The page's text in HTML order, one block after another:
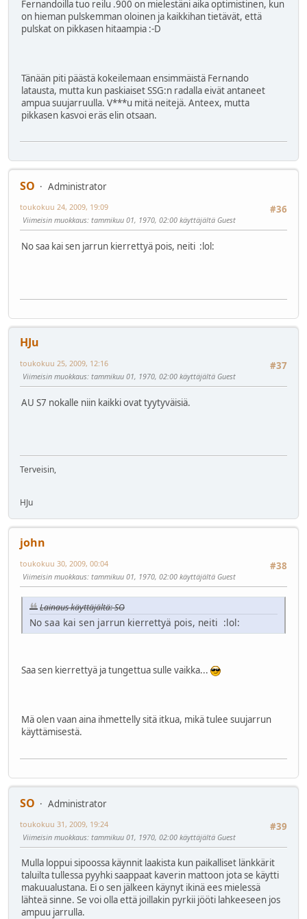
Fernandoilla tuo reilu .900 on mielestäni aika optimistinen, kun
on hieman pulskemman oloinen ja kaikkihan tietävät, että
pulskat on pikkasen hitaampia :-D
Tänään piti päästä kokeilemaan ensimmäistä Fernando
latausta, mutta kun paskiaiset SSG:n radalla eivät antaneet
ampua suujarruulla. V***u mitä neitejä. Anteex, mutta
pikkasen kasvoi eräs elin otsaan.
SO
Administrator
#36
toukokuu 24, 2009, 19:09
Viimeisin muokkaus: tammikuu 01, 1970, 02:00 käyttäjältä Guest
No saa kai sen jarrun kierrettyä pois, neiti :lol:
HJu
#37
toukokuu 25, 2009, 12:16
Viimeisin muokkaus: tammikuu 01, 1970, 02:00 käyttäjältä Guest
AU S7 nokalle niin kaikki ovat tyytyväisiä.
Terveisin,
HJu
john
#38
toukokuu 30, 2009, 00:04
Viimeisin muokkaus: tammikuu 01, 1970, 02:00 käyttäjältä Guest
Lainaus käyttäjältä: SO
No saa kai sen jarrun kierrettyä pois, neiti :lol:
Saa sen kierrettyä ja tungettua sulle vaikka...
Mä olen vaan aina ihmettelly sitä itkua, mikä tulee suujarrun
käyttämisestä.
SO
Administrator
#39
toukokuu 31, 2009, 19:24
Viimeisin muokkaus: tammikuu 01, 1970, 02:00 käyttäjältä Guest
Mulla loppui sipoossa käynnit laakista kun paikalliset länkkärit
taluilta tullessa pyyhki saappaat kaverin mattoon jota se käytti
makuualustana. Ei o sen jälkeen käynyt ikinä ees mielessä
lähteä sinne. Se voi olla että joillakin pyrkii jööti lahkeeseen jos
ampuu jarrulla.